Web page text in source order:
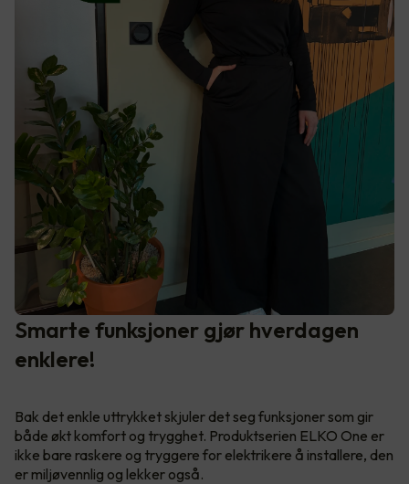
Smarte funksjoner gjør hverdagen
enklere!
Bak det enkle uttrykket skjuler det seg funksjoner som gir
både økt komfort og trygghet. Produktserien ELKO One er
ikke bare raskere og tryggere for elektrikere å installere, den
er miljøvennlig og lekker også.